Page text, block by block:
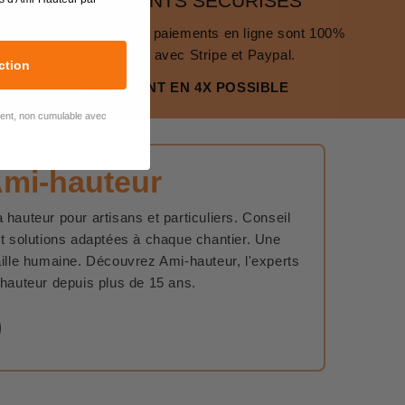
La gestion de nos paiements en ligne sont 100%
Sécurisés avec Stripe et Paypal.
PAIEMENT EN 4X POSSIBLE
hauteur
hauteur pour artisans et particuliers. Conseil
solutions adaptées à chaque chantier. Une
humaine. Découvrez Ami-hauteur, l'experts
depuis plus de 15 ans.
non cumulable avec